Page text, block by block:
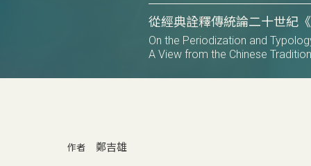
從經典詮釋傳統論二十世紀
On the Periodization and
A View from the Chinese
作者 鄭吉雄